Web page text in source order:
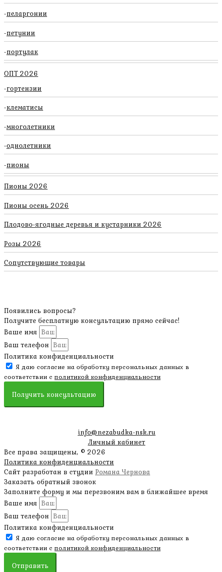
пеларгонии
петунии
портулак
ОПТ 2026
гортензии
клематисы
многолетники
однолетники
пионы
Пионы 2026
Пионы осень 2026
Плодово-ягодные деревья и кустарники 2026
Розы 2026
Сопутствующие товары
Появились вопросы?
Получите бесплатную консультацию прямо сейчас!
Ваше имя
Ваш телефон
Политика конфиденциальности
Я даю согласие на обработку персональных данных в
соответствии с политикой конфиденциальности
Получить консультацию
info@nezabudka-nsk.ru
Личный кабинет
Все права защищены, © 2026
Политика конфиденциальности
Сайт разработан в студии Романа Чернова
Заказать обратный звонок
Заполните форму и мы перезвоним вам в ближайшее время
Ваше имя
Ваш телефон
Политика конфиденциальности
Я даю согласие на обработку персональных данных в
соответствии с политикой конфиденциальности
Отправить